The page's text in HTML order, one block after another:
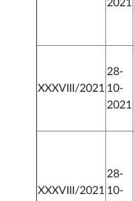
2021
XXXVIII/2021
28-
10-
2021
XXXVIII/2021
28-
10-